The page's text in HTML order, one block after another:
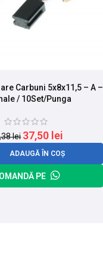
Carbuni 5x8x11,5 – A –
/ 10Set/Punga
lei 37,50 lei
ADAUGĂ ÎN COȘ
PE